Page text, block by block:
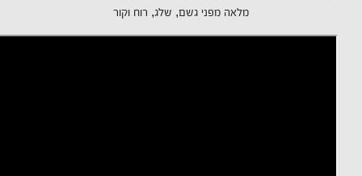
מלאה מפני גשם, שלג, רוח וקור